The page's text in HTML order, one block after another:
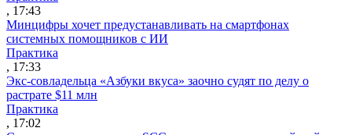
, 17:43
Минцифры хочет предустанавливать на смартфонах
системных помощников с ИИ
Практика
, 17:33
Экс-совладельца «Азбуки вкуса» заочно судят по делу о
растрате $11 млн
Практика
, 17:02